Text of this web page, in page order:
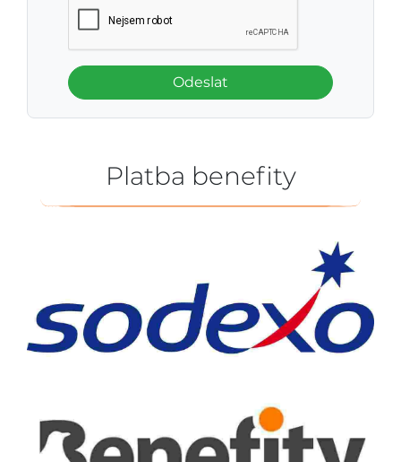
Odeslat
Platba benefity